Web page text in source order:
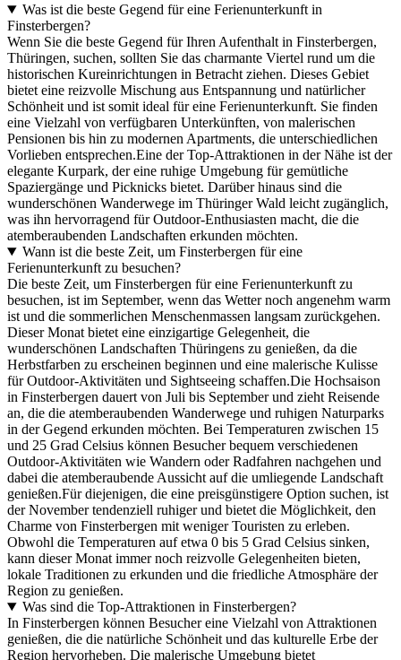
Was ist die beste Gegend für eine Ferienunterkunft in
Finsterbergen?
Wenn Sie die beste Gegend für Ihren Aufenthalt in Finsterbergen,
Thüringen, suchen, sollten Sie das charmante Viertel rund um die
historischen Kureinrichtungen in Betracht ziehen. Dieses Gebiet
bietet eine reizvolle Mischung aus Entspannung und natürlicher
Schönheit und ist somit ideal für eine Ferienunterkunft. Sie finden
eine Vielzahl von verfügbaren Unterkünften, von malerischen
Pensionen bis hin zu modernen Apartments, die unterschiedlichen
Vorlieben entsprechen.Eine der Top-Attraktionen in der Nähe ist der
elegante Kurpark, der eine ruhige Umgebung für gemütliche
Spaziergänge und Picknicks bietet. Darüber hinaus sind die
wunderschönen Wanderwege im Thüringer Wald leicht zugänglich,
was ihn hervorragend für Outdoor-Enthusiasten macht, die die
atemberaubenden Landschaften erkunden möchten.
Wann ist die beste Zeit, um Finsterbergen für eine
Ferienunterkunft zu besuchen?
Die beste Zeit, um Finsterbergen für eine Ferienunterkunft zu
besuchen, ist im September, wenn das Wetter noch angenehm warm
ist und die sommerlichen Menschenmassen langsam zurückgehen.
Dieser Monat bietet eine einzigartige Gelegenheit, die
wunderschönen Landschaften Thüringens zu genießen, da die
Herbstfarben zu erscheinen beginnen und eine malerische Kulisse
für Outdoor-Aktivitäten und Sightseeing schaffen.Die Hochsaison
in Finsterbergen dauert von Juli bis September und zieht Reisende
an, die die atemberaubenden Wanderwege und ruhigen Naturparks
in der Gegend erkunden möchten. Bei Temperaturen zwischen 15
und 25 Grad Celsius können Besucher bequem verschiedenen
Outdoor-Aktivitäten wie Wandern oder Radfahren nachgehen und
dabei die atemberaubende Aussicht auf die umliegende Landschaft
genießen.Für diejenigen, die eine preisgünstigere Option suchen, ist
der November tendenziell ruhiger und bietet die Möglichkeit, den
Charme von Finsterbergen mit weniger Touristen zu erleben.
Obwohl die Temperaturen auf etwa 0 bis 5 Grad Celsius sinken,
kann dieser Monat immer noch reizvolle Gelegenheiten bieten,
lokale Traditionen zu erkunden und die friedliche Atmosphäre der
Region zu genießen.
Was sind die Top-Attraktionen in Finsterbergen?
In Finsterbergen können Besucher eine Vielzahl von Attraktionen
genießen, die die natürliche Schönheit und das kulturelle Erbe der
Region hervorheben. Die malerische Umgebung bietet